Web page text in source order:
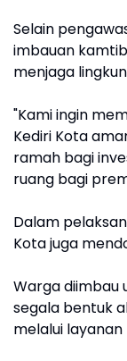
Selain
imbauan
menjaga
"Kami ingin
Kediri Kota
ramah bagi
ruang bagi
Dalam
Kota juga
Warga diimbau
segala bentuk
melalui layanan